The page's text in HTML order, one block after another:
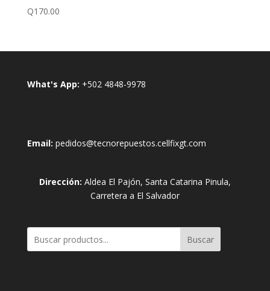
Q170.00
What's App: +502 4848-9978
Email: pedidos@tecnorepuestos.cellfixgt.com
Dirección: Aldea El Pajón, Santa Catarina Pinula,
Carretera a El Salvador
Buscar